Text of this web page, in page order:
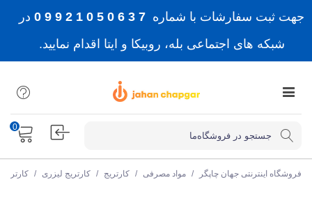
جهت ثبت سفارشات با شماره 7 3 6 0 5 0 1 2 9 9 0
در
شبکه های اجتماعی بله، روبیکا و ایتا اقدام نمایید.
0
فروشگاه اینترنتی جهان چاپگر / مواد مصرفی / کارتریج / کارتریج لیزری /